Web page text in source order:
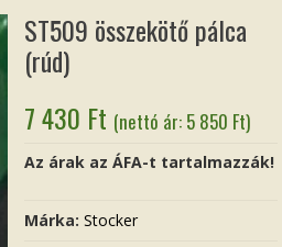
ST509 összekötő pálca
(rúd)
7 430 Ft (nettó ár: 5 850 Ft)
Az árak az ÁFA-t tartalmazzák!
Márka:Stocker